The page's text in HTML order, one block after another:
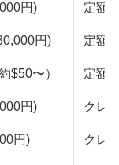
円) 定額
円) 定額
$50〜） 定額
円) クレ
円) クレ